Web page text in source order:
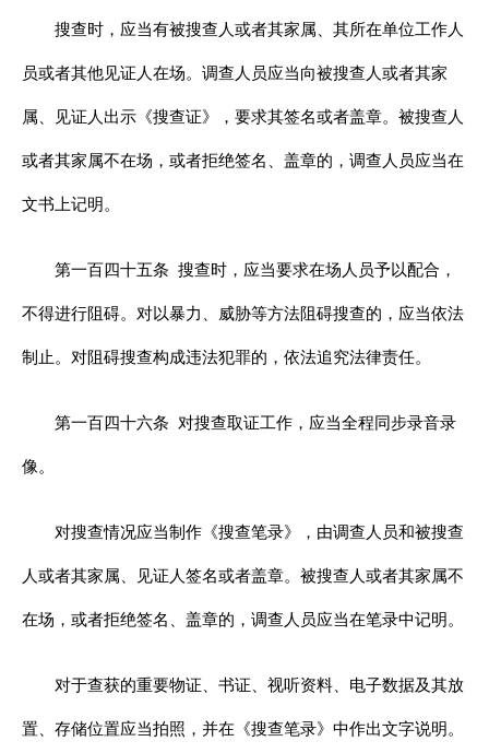
搜查时，应当有被搜查人或者其家属、其所在单位工作人
员或者其他见证人在场。调查人员应当向被搜查人或者其家
属、见证人出示《搜查证》，要求其签名或者盖章。被搜查人
或者其家属不在场，或者拒绝签名、盖章的，调查人员应当在
文书上记明。
第一百四十五条 搜查时，应当要求在场人员予以配合，
不得进行阻碍。对以暴力、威胁等方法阻碍搜查的，应当依法
制止。对阻碍搜查构成违法犯罪的，依法追究法律责任。
第一百四十六条 对搜查取证工作，应当全程同步录音录
像。
对搜查情况应当制作《搜查笔录》，由调查人员和被搜查
人或者其家属、见证人签名或者盖章。被搜查人或者其家属不
在场，或者拒绝签名、盖章的，调查人员应当在笔录中记明。
对于查获的重要物证、书证、视听资料、电子数据及其放
置、存储位置应当拍照，并在《搜查笔录》中作出文字说明。